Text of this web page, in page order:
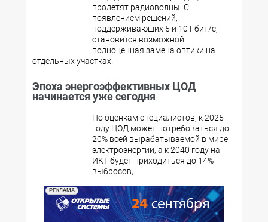
пролетят радиоволны. С
появлением решений,
поддерживающих 5 и 10 Гбит/с,
становится возможной
полноценная замена оптики на
отдельных участках.
Эпоха энергоэффективных ЦОД
начинается уже сегодня
По оценкам специалистов, к 2025
году ЦОД может потребоваться до
20% всей вырабатываемой в мире
электроэнергии, а к 2040 году на
ИКТ будет приходиться до 14%
выбросов,...
РЕКЛАМА